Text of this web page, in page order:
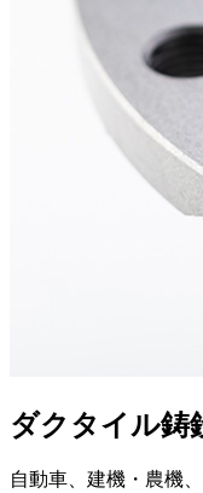
ダクタイル鋳
自動車、建機・農機